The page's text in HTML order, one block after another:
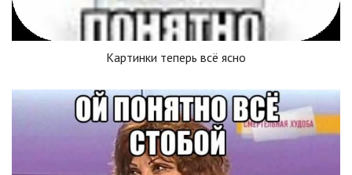
Картинки теперь всё ясно